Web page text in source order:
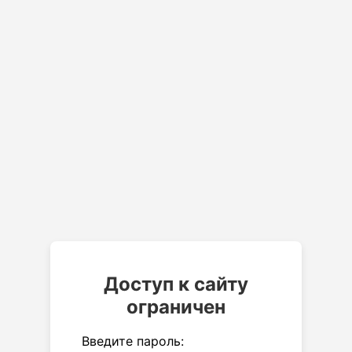
Доступ к сайту
ограничен
Введите пароль: